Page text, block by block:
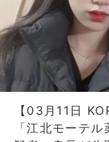
【03月11日
「江北モーテ